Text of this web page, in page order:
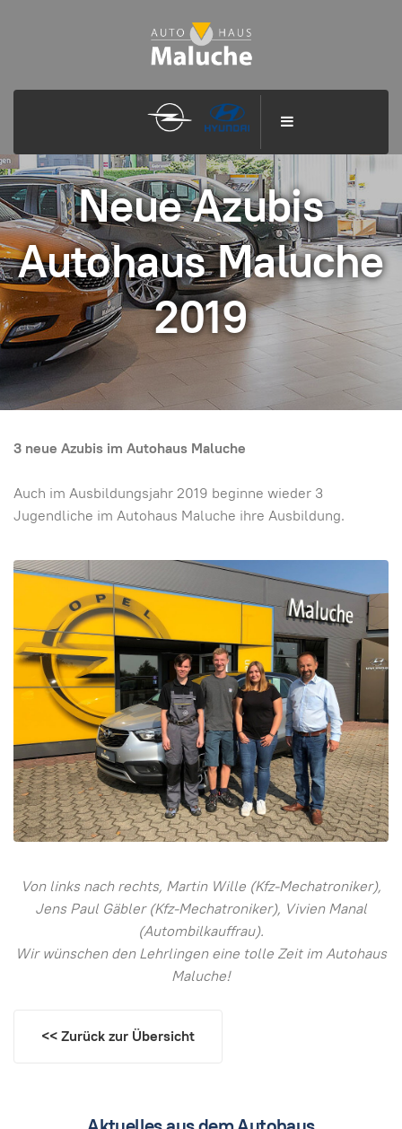
Neue Azubis
Autohaus Maluche
2019
3 neue Azubis im Autohaus Maluche
Auch im Ausbildungsjahr 2019 beginne wieder 3
Jugendliche im Autohaus Maluche ihre Ausbildung.
Von links nach rechts, Martin Wille (Kfz-Mechatroniker),
Jens Paul Gäbler (Kfz-Mechatroniker), Vivien Manal
(Autombilkauffrau).
Wir wünschen den Lehrlingen eine tolle Zeit im Autohaus
Maluche!
<< Zurück zur Übersicht